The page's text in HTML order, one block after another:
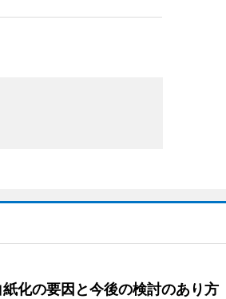
化の要因と今後の検討のあり方